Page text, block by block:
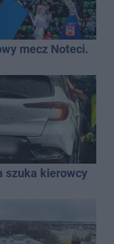
mecz Noteci.
szuka kierowcy